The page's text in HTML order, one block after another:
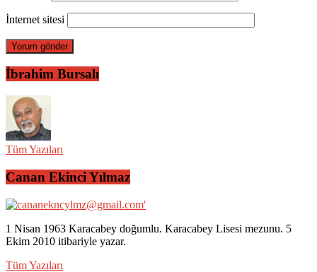
İnternet sitesi
İbrahim Bursalı
Tüm Yazıları
Canan Ekinci Yılmaz
1 Nisan 1963 Karacabey doğumlu. Karacabey Lisesi mezunu. 5
Ekim 2010 itibariyle yazar.
Tüm Yazıları